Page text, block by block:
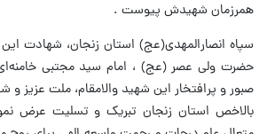
همرزمان شهیدش پیوست .
سپاه انصارالمهدی(عج) استان زنجان، شهادت
حضرت ولی عصر (عج) ، امام سید مجتبی
صبور و پرافتخار این شهید والامقام، ملت عزیز و
بالاخص استان زنجان تبریک و تسلیت عرض